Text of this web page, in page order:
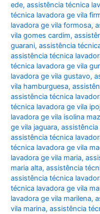
ede,assistência técnica
técnica lavadora ge vila
lavadora ge vila formosa,
vila gomes cardim,
guarani,assistência
assistência técnica
técnica lavadora ge vila
lavadora ge vila gustavo,
vila hamburguesa,
assistência técnica
técnica lavadora ge vila
lavadora ge vila isolina
ge vila jaguara,assistência
assistência técnica
técnica lavadora ge vila
lavadora ge vila maria,
maria alta,assistência
assistência técnica
técnica lavadora ge vila
lavadora ge vila marilena,
vila marina,assistência